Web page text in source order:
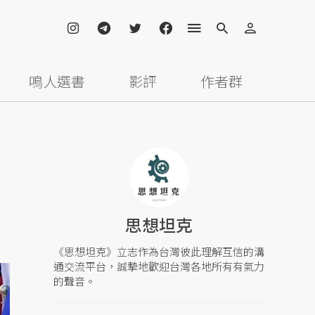
鳴人選書 影評 作者群
思想坦克
《思想坦克》立志作為台灣彼此理解互信的溝
通交流平台，誠摯地歡迎台灣各地所有有氣力
的聲音。